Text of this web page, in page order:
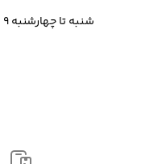
شنبه تا چهارشنبه 9 الی 18، پنج شنبه 9 الی 14